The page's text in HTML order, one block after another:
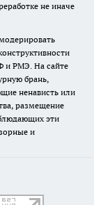
не иначе
и РМЭ. На сайте
брань,
ненависть или
размещение
эти
и